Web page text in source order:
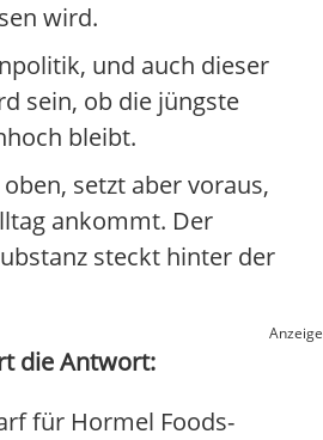
wird.
und auch dieser
sein, ob die jüngste
bleibt.
setzt aber voraus,
ankommt. Der
steckt hinter der
Anzeige
die Antwort:
für Hormel Foods-